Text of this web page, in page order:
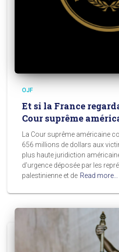
OJF
Et si la France
Cour suprême
La Cour suprême américaine
656 millions de dollars aux
plus haute juridiction
d’urgence déposée par les
palestinienne et de Read more…